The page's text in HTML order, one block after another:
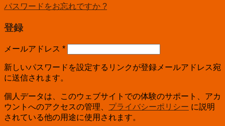
パスワードをお忘れですか ?
登録
メールアドレス *
新しいパスワードを設定するリンクが登録メールアドレス宛
に送信されます。
個人データは、このウェブサイトでの体験のサポート、アカ
ウントへのアクセスの管理、 プライバシーポリシー に説明
されている他の用途に使用されます。